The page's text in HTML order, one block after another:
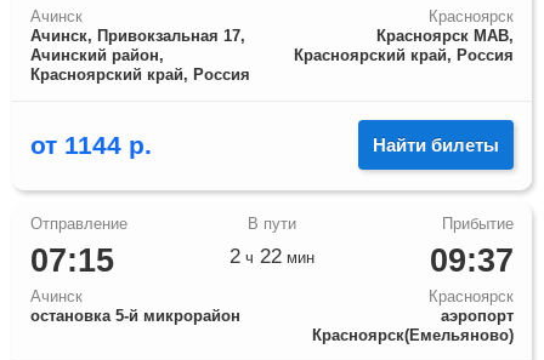
Ачинск
Ачинск, Привокзальная 17,
Ачинский район,
Красноярский край, Россия
Красноярск
Красноярск МАВ,
Красноярский край, Россия
от 1144 р. Найти билеты
07:15
Ачинск
остановка 5-й микрорайон
09:37
Красноярск
аэропорт
Красноярск(Емельяново)
2 ч 22 мин